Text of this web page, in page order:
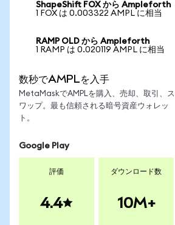
ShapeShift FOX から Ampleforth
1 FOX は 0.003322 AMPL に相当
RAMP OLD から Ampleforth
1 RAMP は 0.020119 AMPL に相当
数秒でAMPLを入手
MetaMaskでAMPLを購入、売却、取引、ス
ワップ。最も信頼される暗号資産ウォレッ
ト。
Google Play
評価
4.4
ダウンロード数
10M+